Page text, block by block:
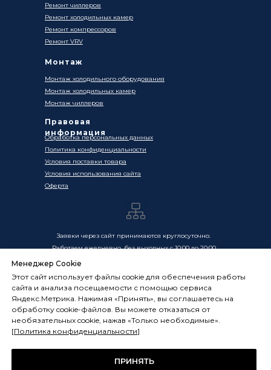
Цены, указанные на сайте, носят информационный
характер и не являются публичной офертой в смысле
ст. 437 ГК РФ. Окончательная стоимость товаров и услуг
определяется индивидуально и фиксируется в
Спецификации. Условия оказания услуг определяются
публичной офертой, размещённой по адресу:
Заявки через сайт принимаются круглосуточно.
Работаем ежедневно, без выходных с 10:00 до 20:00
Обработка персональных данных
Политика конфиденциальности
Условия поставки товара
Оферта
Условия использования сайта
Ремонт чиллеров
Ремонт холодильных камер
Ремонт компрессоров
Ремонт VRV
Монтаж
Правовая
информация
Монтаж холодильного оборудования
Монтаж чиллеров
Монтаж холодильных камер
Менеджер Cookie
Этот сайт использует файлы cookie для обеспечения работы
сайта и анализа посещаемости с помощью сервиса
Яндекс.Метрика. Нажимая «Принять», вы соглашаетесь на
обработку cookie-файлов. Вы можете отказаться от
необязательных cookie, нажав «Только необходимые».
[Политика конфиденциальности]
ПРИНЯТЬ